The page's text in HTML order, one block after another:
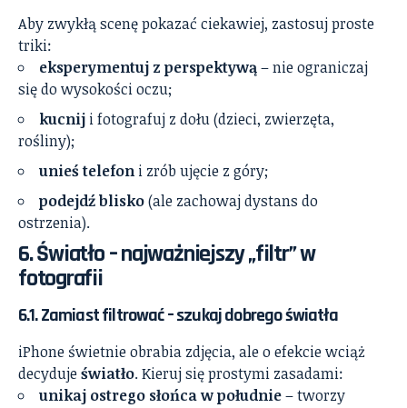
Aby zwykłą scenę pokazać ciekawiej, zastosuj proste
triki:
eksperymentuj z perspektywą– nie ograniczaj
się do wysokości oczu;
kucnij i fotografuj z dołu (dzieci, zwierzęta,
rośliny);
unieś telefon i zrób ujęcie z góry;
podejdź blisko(ale zachowaj dystans do
ostrzenia).
6. Światło – najważniejszy „filtr” w
fotografii
6.1. Zamiast filtrować – szukaj dobrego światła
iPhone świetnie obrabia zdjęcia, ale o efekcie wciąż
decydujeświatło. Kieruj się prostymi zasadami:
unikaj ostrego słońca w południe– tworzy